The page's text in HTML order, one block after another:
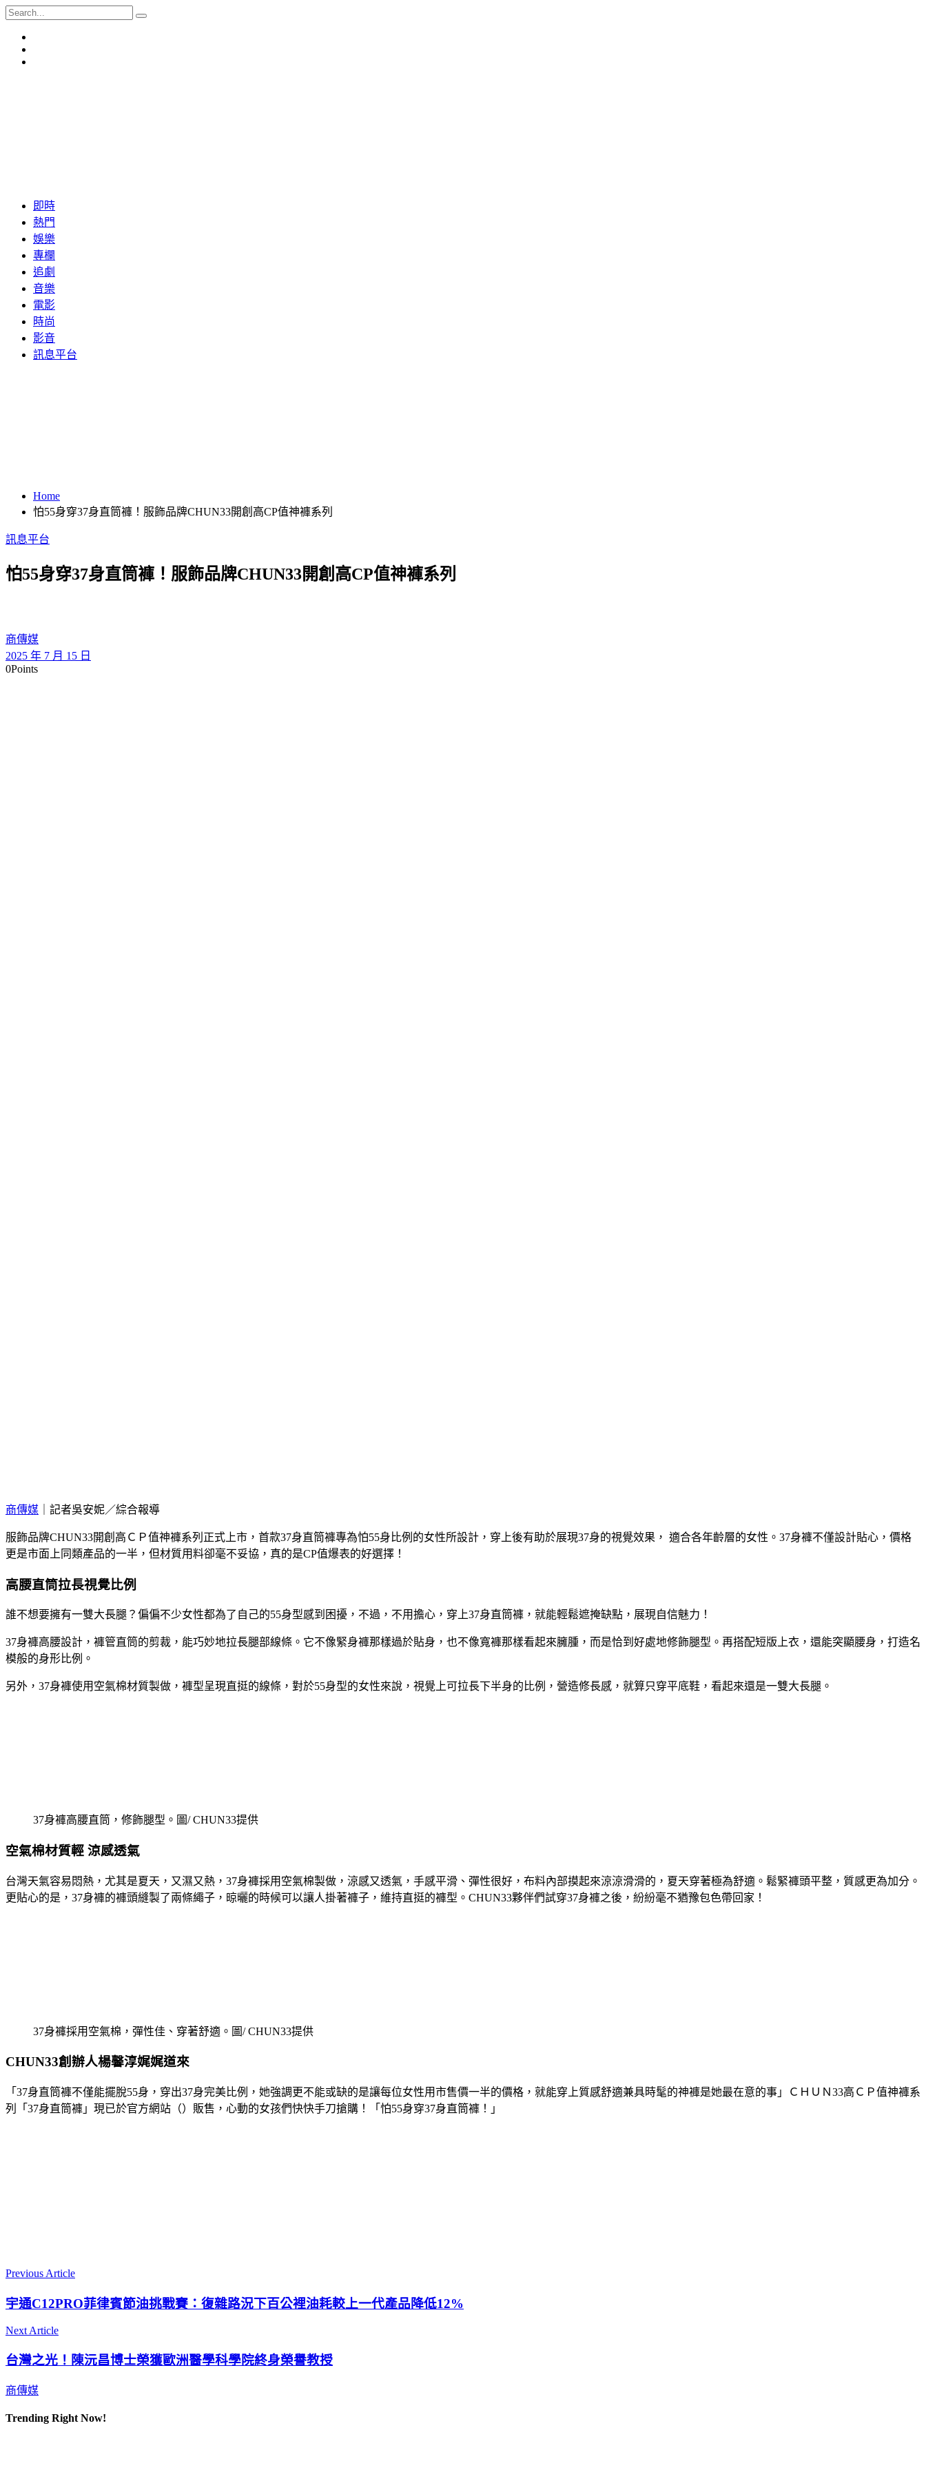
即時
熱門
娛樂
專欄
追劇
音樂
電影
時尚
影音
訊息平台
Home
怕55身穿37身直筒褲！服飾品牌CHUN33開創高CP值神褲系列
訊息平台
怕55身穿37身直筒褲！服飾品牌CHUN33開創高CP值神褲系列
商傳媒
2025 年 7 月 15 日
0Points
商傳媒 ｜記者吳安妮／綜合報導
服飾品牌CHUN33開創高ＣＰ值神褲系列正式上市，首款37身直筒褲專為怕55身比例的女性所設計，穿上後有助於展現37身的視覺效果， 適合各年齡層的女性。37身褲不僅設計貼心，價格
更是市面上同類產品的一半，但材質用料卻毫不妥協，真的是CP值爆表的好選擇！
高腰直筒拉長視覺比例
誰不想要擁有一雙大長腿？偏偏不少女性都為了自己的55身型感到困擾，不過，不用擔心，穿上37身直筒褲，就能輕鬆遮掩缺點，展現自信魅力！
37身褲高腰設計，褲管直筒的剪裁，能巧妙地拉長腿部線條。它不像緊身褲那樣過於貼身，也不像寬褲那樣看起來臃腫，而是恰到好處地修飾腿型。再搭配短版上衣，還能突顯腰身，打造名
模般的身形比例。
另外，37身褲使用空氣棉材質製做，褲型呈現直挺的線條，對於55身型的女性來說，視覺上可拉長下半身的比例，營造修長感，就算只穿平底鞋，看起來還是一雙大長腿。
37身褲高腰直筒，修飾腿型。圖/ CHUN33提供
空氣棉材質輕 涼感透氣
台灣天氣容易悶熱，尤其是夏天，又濕又熱，37身褲採用空氣棉製做，涼感又透氣，手感平滑、彈性很好，布料內部摸起來涼涼滑滑的，夏天穿著極為舒適。鬆緊褲頭平整，質感更為加分。
更貼心的是，37身褲的褲頭縫製了兩條繩子，晾曬的時候可以讓人掛著褲子，維持直挺的褲型。CHUN33夥伴們試穿37身褲之後，紛紛毫不猶豫包色帶回家！
37身褲採用空氣棉，彈性佳、穿著舒適。圖/ CHUN33提供
CHUN33創辦人楊馨淳娓娓道來
「37身直筒褲不僅能擺脫55身，穿出37身完美比例，她強調更不能或缺的是讓每位女性用市售價一半的價格，就能穿上質感舒適兼具時髦的神褲是她最在意的事」ＣＨＵＮ33高ＣＰ值神褲系
列「37身直筒褲」現已於官方網站（）販售，心動的女孩們快快手刀搶購！「怕55身穿37身直筒褲！」
Previous Article
宇通C12PRO菲律賓節油挑戰賽：復雜路況下百公裡油耗較上一代產品降低12%
Next Article
台灣之光！陳沅昌博士榮獲歐洲醫學科學院終身榮譽教授
商傳媒
Trending Right Now!